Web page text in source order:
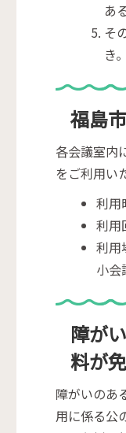
あ
そ
き。
福島
各会議室内
をご利用い
利用
利用
利用
小会
障が
料が
障がいのあ
用に係る公